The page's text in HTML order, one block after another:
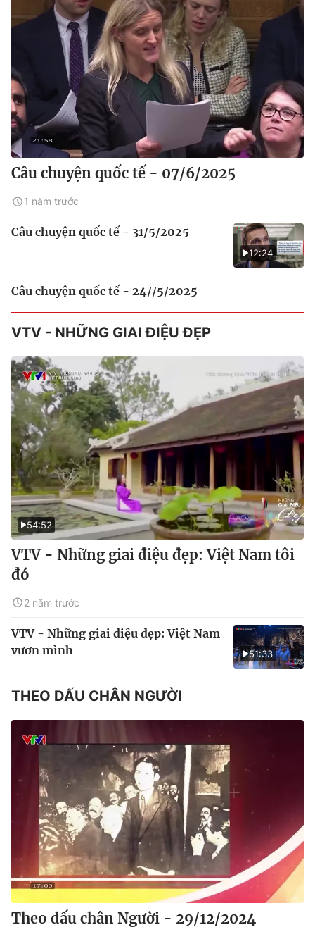
Câu chuyện quốc tế - 07/6/2025
1 năm trước
12:24
Câu chuyện quốc tế - 31/5/2025
Câu chuyện quốc tế - 24//5/2025
VTV - NHỮNG GIAI ĐIỆU ĐẸP
54:52
VTV - Những giai điệu đẹp: Việt Nam tôi
đó
2 năm trước
51:33
VTV - Những giai điệu đẹp: Việt Nam
vươn mình
THEO DẤU CHÂN NGƯỜI
Theo dấu chân Người - 29/12/2024